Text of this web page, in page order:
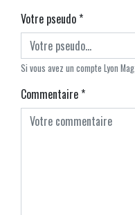
Votre pseudo*
Si vous avez un compte Lyon Mag,
Commentaire*